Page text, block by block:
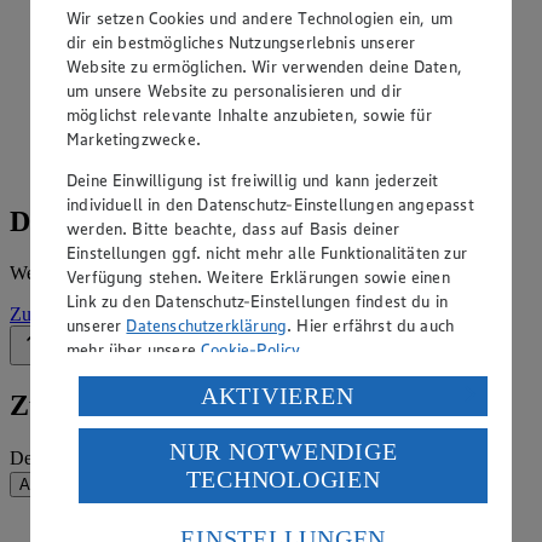
ansehen
Siehe dir die Angebote der Woche deines Marktes im
digitalen Blätterkatalog an.
Prospekt 313_Hieber im Browser
Details zum Markt
Weitere Informationen – alles auf einem Blick.
Zur Marktseite
Zurück nach oben
Zum Newsletter anmelden
Deine E-Mail-Adresse (Pflichtfeld)
Absenden
Wir setzen Cookies und andere Technologien ein, um
dir ein bestmögliches Nutzungserlebnis unserer
Website zu ermöglichen. Wir verwenden deine Daten,
um unsere Website zu personalisieren und dir
möglichst relevante Inhalte anzubieten, sowie für
Marketingzwecke.
Deine Einwilligung ist freiwillig und kann jederzeit
individuell in den Datenschutz-Einstellungen angepasst
werden. Bitte beachte, dass auf Basis deiner
Einstellungen ggf. nicht mehr alle Funktionalitäten zur
Verfügung stehen. Weitere Erklärungen sowie einen
Link zu den Datenschutz-Einstellungen findest du in
unserer Datenschutzerklärung. Hier erfährst du auch
mehr über unsereCookie-Policy.
Verarbeitung deiner personenbezogenen Daten in den
USA durch Facebook und YouTube:
Wenn du auf „Aktivieren“ klickst, willigst du im Sinne
des Art. 49 Abs. 1 Satz 1 lit. a) DSGVO ein, dass deine
Daten in den USA verarbeitet werden. Der EuGH sieht
die USA als Land mit einem nach europäischen
AKTIVIEREN
NUR NOTWENDIGE
TECHNOLOGIEN